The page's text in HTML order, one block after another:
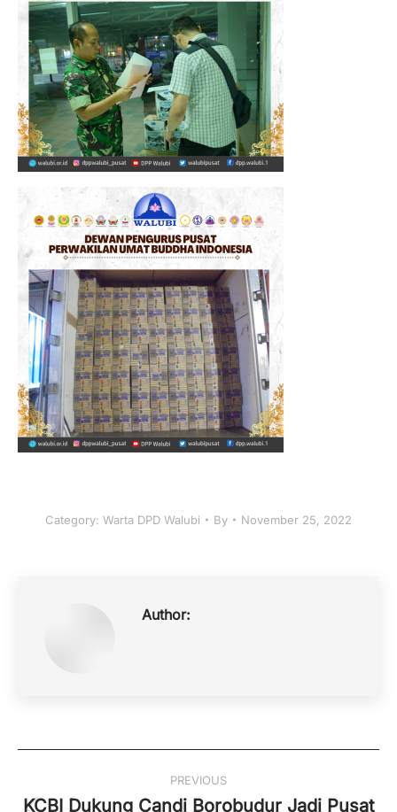
Category: Warta DPD Walubi By November 25, 2022
Author:
PREVIOUS
KCBI Dukung Candi Borobudur Jadi Pusat